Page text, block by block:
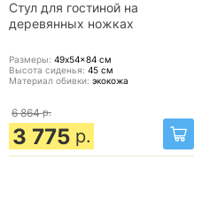
Стул для гостиной на
деревянных ножках
Размеры: 49x54x84 см
Высота сиденья: 45 см
Материал обивки: экокожа
6 864 р.
3 775 р.